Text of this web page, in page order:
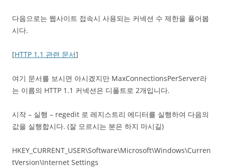
다음으로는 웹사이트 접속시 사용되는 커넥션 수 제한을 풀어봅
시다.
[HTTP 1.1 관련 문서]
여기 문서를 보시면 아시겠지만 MaxConnectionsPerServer라
는 이름의 HTTP 1.1 커넥션은 디폴트로 2개입니다.
시작 – 실행 – regedit 로 레지스트리 에디터를 실행하여 다음의
값을 실행합시다. (잘 모르시는 분은 하지 마시길)
HKEY_CURRENT_USER\Software\Microsoft\Windows\Curren
tVersion\Internet Settings